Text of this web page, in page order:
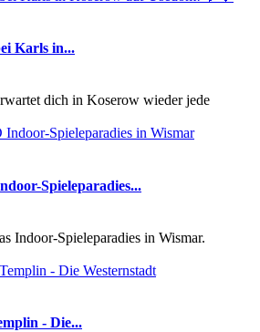
Karls in...
dich in Koserow wieder jede
Spieleparadies...
Indoor-Spieleparadies in Wismar.
- Die...